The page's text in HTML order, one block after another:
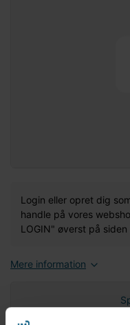
Login eller opret dig
handle på vores
LOGIN" øverst på
Mere information